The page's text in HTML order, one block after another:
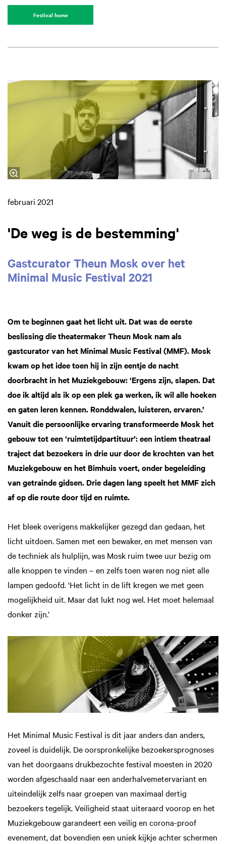
Festival home
februari 2021
'De weg is de bestemming'
Gastcurator Theun Mosk over het
Minimal Music Festival 2021
Om te beginnen gaat het licht uit. Dat was de eerste
beslissing die theatermaker Theun Mosk nam als
gastcurator van het Minimal Music Festival (MMF). Mosk
kwam op het idee toen hij in zijn eentje de nacht
doorbracht in het Muziekgebouw: ‘Ergens zijn, slapen. Dat
doe ik altijd als ik op een plek ga werken, ik wil alle hoeken
en gaten leren kennen. Ronddwalen, luisteren, ervaren.’
Vanuit die persoonlijke ervaring transformeerde Mosk het
gebouw tot een ‘ruimtetijdpartituur’: een intiem theatraal
traject dat bezoekers in drie uur door de krochten van het
Muziekgebouw en het Bimhuis voert, onder begeleiding
van getrainde gidsen. Drie dagen lang speelt het MMF zich
af op die route door tijd en ruimte.
Het bleek overigens makkelijker gezegd dan gedaan, het
licht uitdoen. Samen met een bewaker, en met mensen van
de techniek als hulplijn, was Mosk ruim twee uur bezig om
alle knoppen te vinden – en zelfs toen waren nog niet alle
lampen gedoofd. ‘Het licht in de lift kregen we met geen
mogelijkheid uit. Maar dat lukt nog wel. Het moet helemaal
donker zijn.’
Het Minimal Music Festival is dit jaar anders dan anders,
zoveel is duidelijk. De oorspronkelijke bezoekersprognoses
van het doorgaans drukbezochte festival moesten in 2020
worden afgeschaald naar een anderhalvemetervariant en
uiteindelijk zelfs naar groepen van maximaal dertig
bezoekers tegelijk. Veiligheid staat uiteraard voorop en het
Muziekgebouw garandeert een veilig en corona-proof
evenement, dat bovendien een uniek kijkje achter schermen